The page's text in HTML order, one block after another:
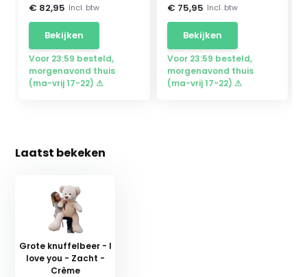
€ 82,95 Incl. btw
Bekijken
Voor 23:59 besteld,
morgenavond thuis
(ma-vrij 17-22) ⚠
€ 75,95 Incl. btw
Bekijken
Voor 23:59 besteld,
morgenavond thuis
(ma-vrij 17-22) ⚠
Laatst bekeken
Grote knuffelbeer - I
love you - Zacht -
Crème